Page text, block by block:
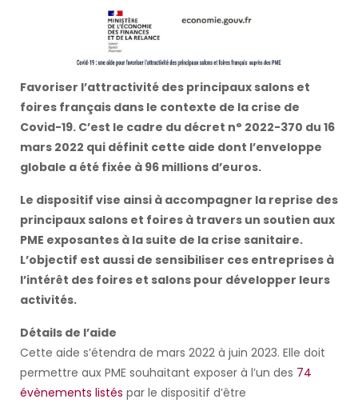
Favoriser l’attractivité des principaux salons et
foires français dans le contexte de la crise de
Covid-19. C’est le cadre du décret n° 2022-370 du 16
mars 2022 qui définit cette aide dont l’enveloppe
globale a été fixée à 96 millions d’euros.
Le dispositif vise ainsi à accompagner la reprise des
principaux salons et foires à travers un soutien aux
PME exposantes à la suite de la crise sanitaire.
L’objectif est aussi de sensibiliser ces entreprises à
l’intérêt des foires et salons pour développer leurs
activités.
Détails de l’aide
Cette aide s’étendra de mars 2022 à juin 2023. Elle doit
permettre aux PME souhaitant exposer à l’un des 74
évènements listés par le dispositif d’être